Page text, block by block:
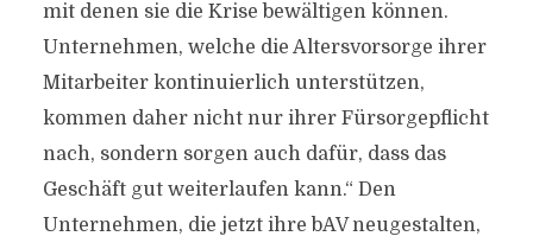
mit denen sie die Krise bewältigen können.
Unternehmen, welche die Altersvorsorge ihrer
Mitarbeiter kontinuierlich unterstützen,
kommen daher nicht nur ihrer Fürsorgepflicht
nach, sondern sorgen auch dafür, dass das
Geschäft gut weiterlaufen kann.“ Den
Unternehmen, die jetzt ihre bAV neugestalten,